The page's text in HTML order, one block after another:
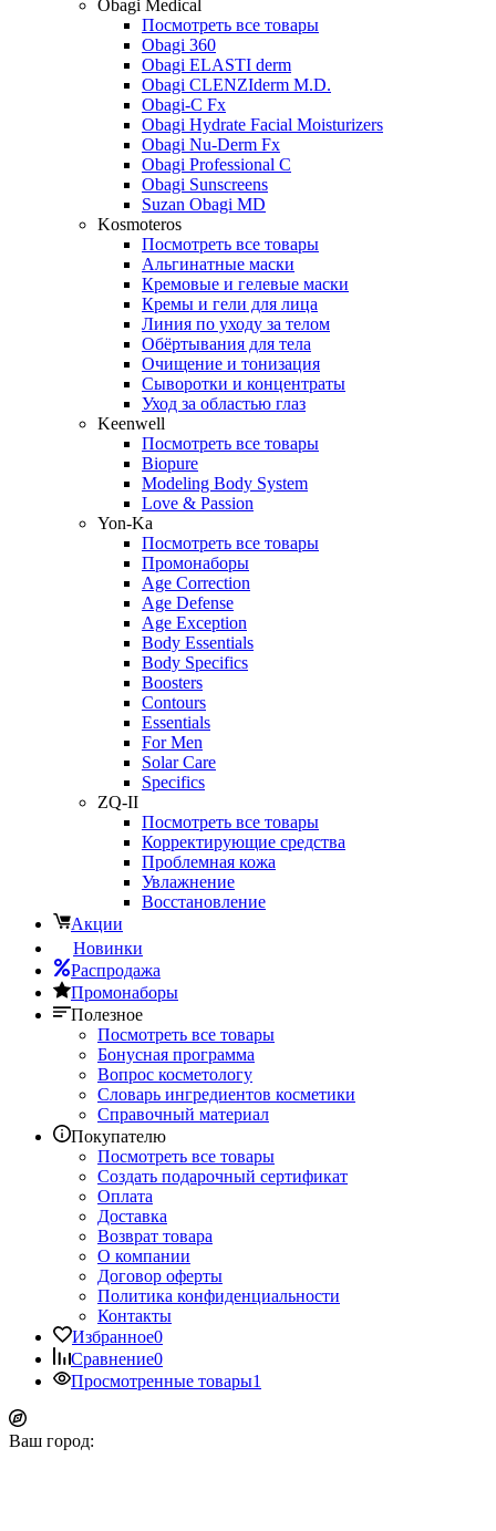
Obagi Medical
Посмотреть все товары
Obagi 360
Obagi ELASTI derm
Obagi CLENZIderm M.D.
Obagi-C Fx
Obagi Hydrate Facial Moisturizers
Obagi Nu-Derm Fx
Obagi Professional C
Obagi Sunscreens
Suzan Obagi MD
Kosmoteros
Посмотреть все товары
Альгинатные маски
Кремовые и гелевые маски
Кремы и гели для лица
Линия по уходу за телом
Обёртывания для тела
Очищение и тонизация
Сыворотки и концентраты
Уход за областью глаз
Keenwell
Посмотреть все товары
Biopure
Modeling Body System
Love & Passion
Yon-Ka
Посмотреть все товары
Промонаборы
Age Correction
Age Defense
Age Exception
Body Essentials
Body Specifics
Boosters
Contours
Essentials
For Men
Solar Care
Specifics
ZQ-II
Посмотреть все товары
Корректирующие средства
Проблемная кожа
Увлажнение
Восстановление
Акции
Новинки
Распродажа
Промонаборы
Полезное
Посмотреть все товары
Бонусная программа
Вопрос косметологу
Словарь ингредиентов косметики
Справочный материал
Покупателю
Посмотреть все товары
Создать подарочный сертификат
Оплата
Доставка
Возврат товара
О компании
Договор оферты
Политика конфиденциальности
Контакты
Избранное0
Сравнение0
Просмотренные товары1
Ваш город: